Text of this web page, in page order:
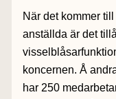
När det kommer
anställda är det
koncernen. Å
har 250